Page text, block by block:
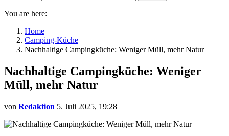
You are here:
Home
Camping-Küche
Nachhaltige Campingküche: Weniger Müll, mehr Natur
Nachhaltige Campingküche: Weniger
Müll, mehr Natur
von Redaktion 5. Juli 2025, 19:28